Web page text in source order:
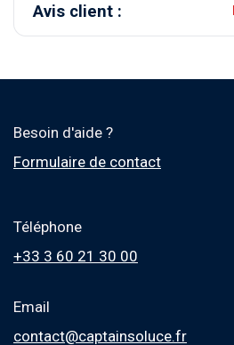
Avis client :
Besoin d'aide ?
Formulaire de contact
Téléphone
+33 3 60 21 30 00
Email
contact@captainsoluce.fr